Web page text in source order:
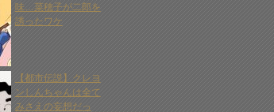
味…菜穂子が二郎を
誘ったワケ
【都市伝説】クレヨ
ンしんちゃんは全て
みさえの妄想だっ